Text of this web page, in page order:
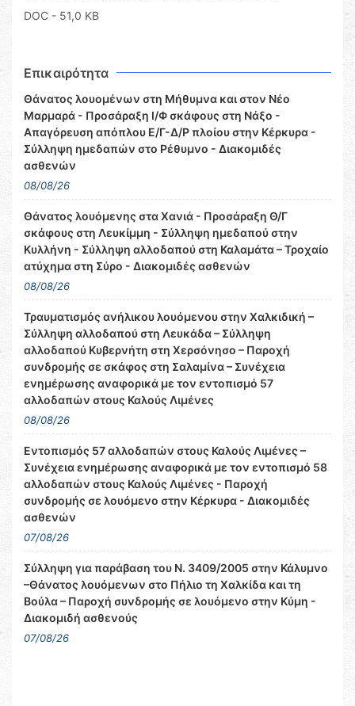
DOC - 51,0 KB
Επικαιρότητα
Θάνατος λουομένων στη Μήθυμνα και στον Νέο
Μαρμαρά - Προσάραξη Ι/Φ σκάφους στη Νάξο -
Απαγόρευση απόπλου Ε/Γ-Δ/Ρ πλοίου στην Κέρκυρα -
Σύλληψη ημεδαπών στο Ρέθυμνο - Διακομιδές
ασθενών
08/08/26
Θάνατος λουόμενης στα Χανιά - Προσάραξη Θ/Γ
σκάφους στη Λευκίμμη - Σύλληψη ημεδαπού στην
Κυλλήνη - Σύλληψη αλλοδαπού στη Καλαμάτα – Τροχαίο
ατύχημα στη Σύρο - Διακομιδές ασθενών
08/08/26
Τραυματισμός ανήλικου λουόμενου στην Χαλκιδική –
Σύλληψη αλλοδαπού στη Λευκάδα – Σύλληψη
αλλοδαπού Κυβερνήτη στη Χερσόνησο – Παροχή
συνδρομής σε σκάφος στη Σαλαμίνα – Συνέχεια
ενημέρωσης αναφορικά με τον εντοπισμό 57
αλλοδαπών στους Καλούς Λιμένες
08/08/26
Εντοπισμός 57 αλλοδαπών στους Καλούς Λιμένες –
Συνέχεια ενημέρωσης αναφορικά με τον εντοπισμό 58
αλλοδαπών στους Καλούς Λιμένες - Παροχή
συνδρομής σε λουόμενο στην Κέρκυρα - Διακομιδές
ασθενών
07/08/26
Σύλληψη για παράβαση του Ν. 3409/2005 στην Κάλυμνο
–Θάνατος λουόμενων στο Πήλιο τη Χαλκίδα και τη
Βούλα – Παροχή συνδρομής σε λουόμενο στην Κύμη -
Διακομιδή ασθενούς
07/08/26